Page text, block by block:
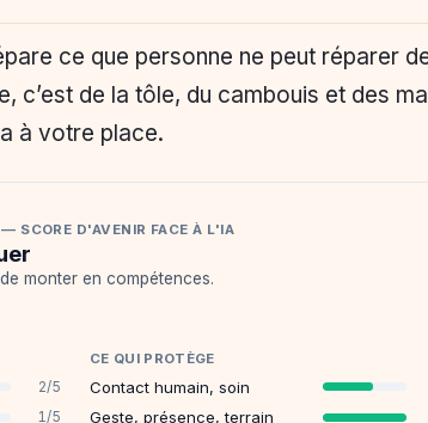
ce que personne ne peut réparer
c’est de la tôle, du cambouis et des
à votre place.
SCORE D'AVENIR FACE À L'IA
monter en compétences.
2/5
1/5
CE QUI PROTÈGE
Contact humain, soin
Geste, présence, terrain